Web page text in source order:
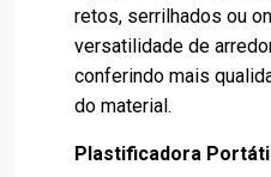
retos, serrilhados ou
versatilidade de
conferindo mais
do material.
Plastificadora